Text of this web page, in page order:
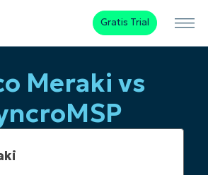
Gratis Trial
Meraki vs